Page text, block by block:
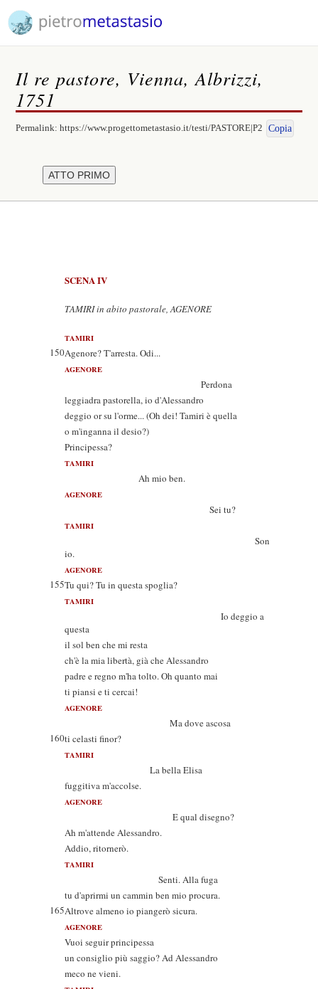
Il re pastore, Vienna, Albrizzi,
1751
Permalink:https://www.progettometastasio.it/testi/PASTORE|P2 Copia
SCENA IV
TAMIRI in abito pastorale, AGENORE
TAMIRI
150Agenore? T'arresta. Odi...
AGENORE
Perdona
leggiadra pastorella, io d'Alessandro
deggio or su l'orme... (Oh dei! Tamiri è quella
o m'inganna il desio?)
Principessa?
TAMIRI
Ah mio ben.
AGENORE
Sei tu?
TAMIRI
Son
io.
AGENORE
155Tu qui? Tu in questa spoglia?
TAMIRI
Io deggio a
questa
il sol ben che mi resta
ch'è la mia libertà, già che Alessandro
padre e regno m'ha tolto. Oh quanto mai
ti piansi e ti cercai!
AGENORE
Ma dove ascosa
160ti celasti finor?
TAMIRI
La bella Elisa
fuggitiva m'accolse.
AGENORE
E qual disegno?
Ah m'attende Alessandro.
Addio, ritornerò.
TAMIRI
Senti. Alla fuga
tu d'aprirmi un cammin ben mio procura.
165Altrove almeno io piangerò sicura.
AGENORE
Vuoi seguir principessa
un consiglio più saggio? Ad Alessandro
meco ne vieni.